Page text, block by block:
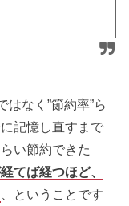
はなく”節約率”ら
記憶し直すまで
い節約できた
てば経つほど、
、ということです